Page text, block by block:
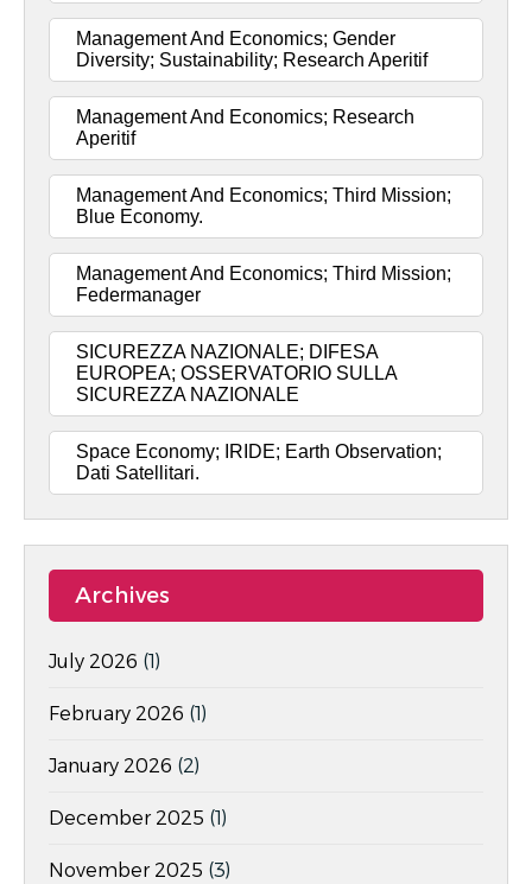
Management And Economics; Gender
Diversity; Sustainability; Research Aperitif
Management And Economics; Research
Aperitif
Management And Economics; Third Mission;
Blue Economy.
Management And Economics; Third Mission;
Federmanager
SICUREZZA NAZIONALE; DIFESA
EUROPEA; OSSERVATORIO SULLA
SICUREZZA NAZIONALE
Space Economy; IRIDE; Earth Observation;
Dati Satellitari.
Archives
July 2026 (1)
February 2026 (1)
January 2026 (2)
December 2025 (1)
November 2025 (3)